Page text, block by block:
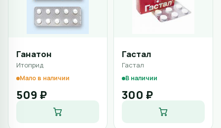
Ганатон
Итоприд
Мало в наличии
509 ₽
Гастал
Гастал
В наличии
300 ₽